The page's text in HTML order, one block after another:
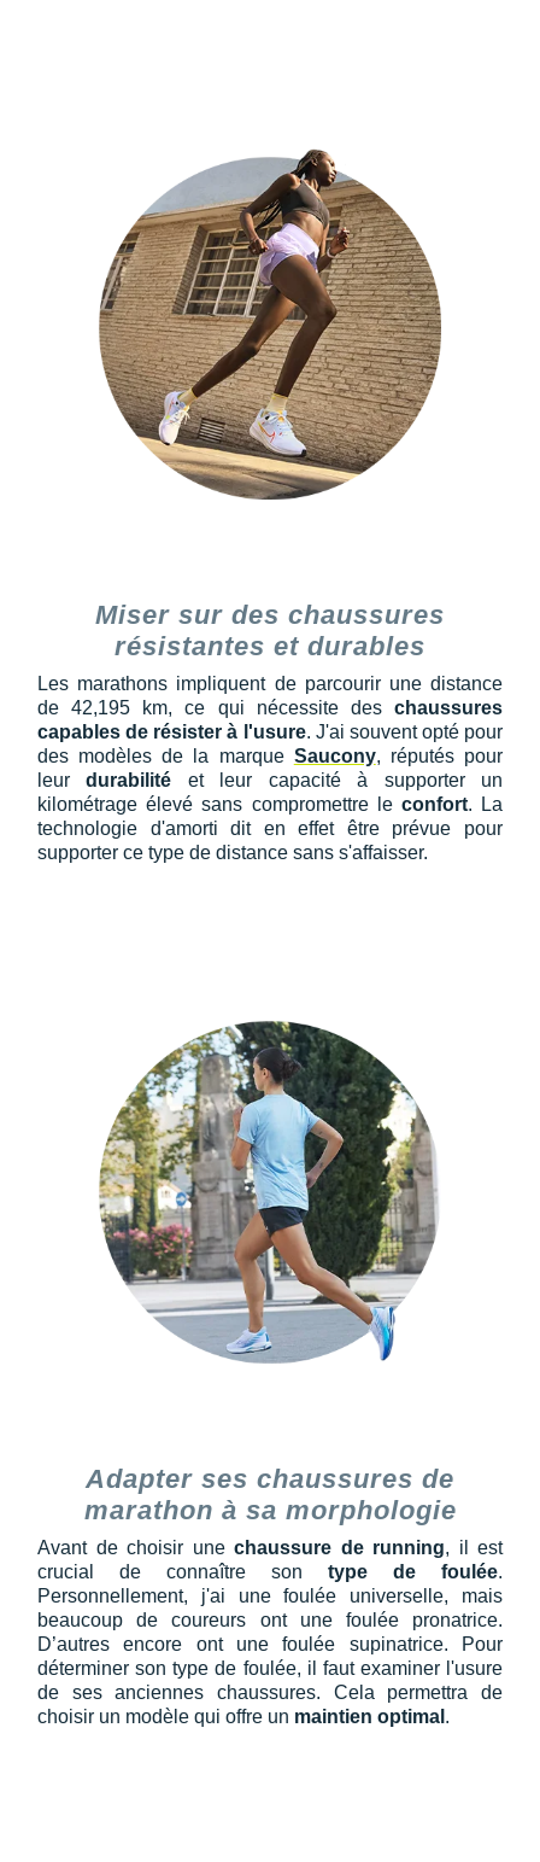
Miser sur des chaussures
résistantes et durables
Les marathons impliquent de parcourir une distance
de 42,195 km, ce qui nécessite des chaussures
capables de résister à l'usure. J'ai souvent opté pour
des modèles de la marque Saucony, réputés pour
leurdurabilité et leur capacité à supporter un
kilométrage élevé sans compromettre le confort. La
technologie d'amorti dit en effet être prévue pour
supporter ce type de distance sans s'affaisser.
Adapter ses chaussures de
marathon à sa morphologie
Avant de choisir une chaussure de running, il est
crucial de connaître son type de foulée.
Personnellement, j'ai une foulée universelle, mais
beaucoup de coureurs ont une foulée pronatrice.
D’autres encore ont une foulée supinatrice. Pour
déterminer son type de foulée, il faut examiner l'usure
de ses anciennes chaussures. Cela permettra de
choisir un modèle qui offre un maintien optimal .